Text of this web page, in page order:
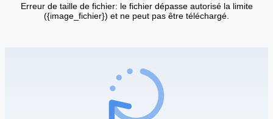
Erreur de taille de fichier: le fichier dépasse autorisé la limite
({image_fichier}) et ne peut pas être téléchargé.